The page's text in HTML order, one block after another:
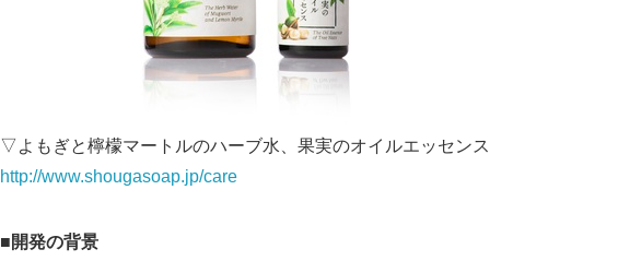
▽よもぎと檸檬マートルのハーブ水、果実のオイルエッセンス
http://www.shougasoap.jp/care
■開発の背景